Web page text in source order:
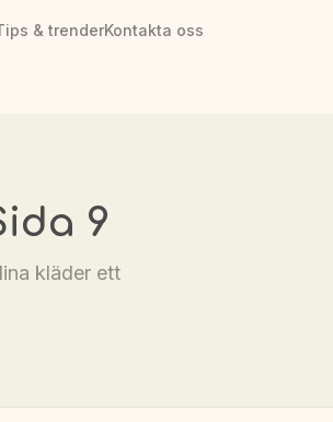
& trenderKontakta oss
9
kläder ett